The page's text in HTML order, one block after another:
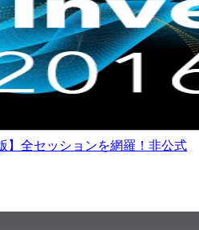
】全セッションを網羅！非公式